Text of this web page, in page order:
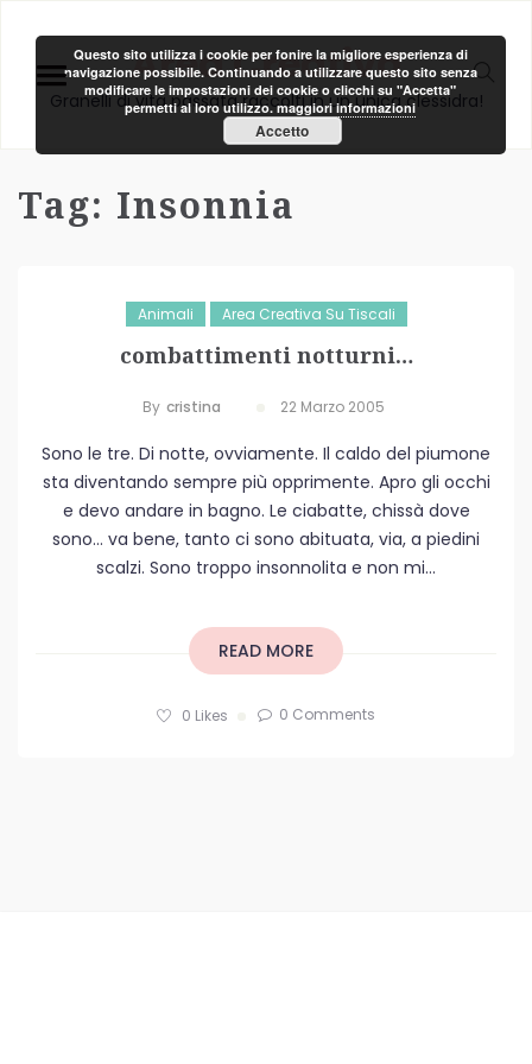
Area Creativa
Granelli di vita passata raccolti in un unica clessidra!
Tag: Insonnia
Animali Area Creativa Su Tiscali
combattimenti notturni…
By Cristina 22 Marzo 2005
Sono le tre. Di notte, ovviamente. Il caldo del piumone
sta diventando sempre più opprimente. Apro gli occhi
e devo andare in bagno. Le ciabatte, chissà dove
sono… va bene, tanto ci sono abituata, via, a piedini
scalzi. Sono troppo insonnolita e non mi...
READ MORE
0 Likes 0 Comments
Questo sito utilizza i cookie per fonire la migliore esperienza di
navigazione possibile. Continuando a utilizzare questo sito senza
modificare le impostazioni dei cookie o clicchi su "Accetta"
permetti al loro utilizzo.maggiori informazioni
Accetto